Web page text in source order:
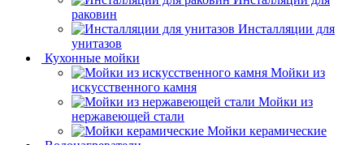
раковин
Инсталляции для
унитазов
Кухонные мойки
Мойки из
искусственного камня
Мойки из
нержавеющей стали
Мойки керамические